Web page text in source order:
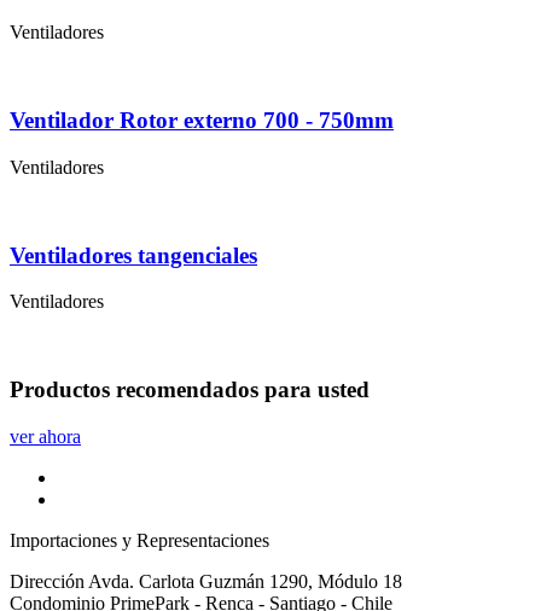
Ventiladores
Ventilador Rotor externo 700 - 750mm
Ventiladores
Ventiladores tangenciales
Ventiladores
Productos recomendados para usted
ver ahora
Importaciones y Representaciones
Dirección Avda. Carlota Guzmán 1290, Módulo 18
Condominio PrimePark - Renca - Santiago - Chile